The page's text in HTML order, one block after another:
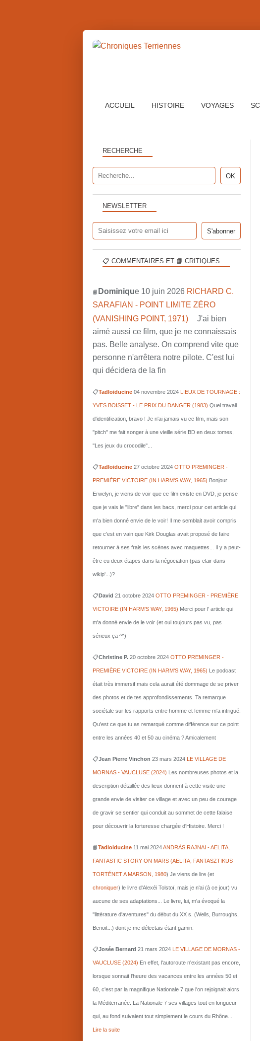
ACCUEIL HISTOIRE VOYAGES
NEWSLETTER
RECHERCHE
📋 COMMENTAIRES ET 📙 CRITIQUES
📙 Dominique 10 juin 2026 RICHARD C.
SARAFIAN - POINT LIMITE ZÉRO
(VANISHING POINT, 1971)
J'ai bien
aimé aussi ce film, que je ne connaissais
pas. Belle analyse. On comprend vite que
personne n'arrêtera notre pilote. C'est lui
qui décidera de la fin
📋Tadloiducine 04 novembre 2024 LIEUX DE TOURNAGE :
YVES BOISSET - LE PRIX DU DANGER (1983) Quel travail
d'identification, bravo ! Je n'ai jamais vu ce film, mais son
"pitch" me fait songer à une vieille série BD en deux tomes,
"Les jeux du crocodile"...
📋Tadloiducine 27 octobre 2024 OTTO PREMINGER -
PREMIÈRE VICTOIRE (IN HARM'S WAY, 1965) Bonjour
Erwelyn, je viens de voir que ce film existe en DVD, je pense
que je vais le "libre" dans les bacs, merci pour cet article qui
m'a bien donné envie de le voir! Il me semblait avoir compris
que c'est en vain que Kirk Douglas avait proposé de faire
retourner à ses frais les scènes avec maquettes... Il y a peut-
être eu deux étapes dans la négociation (pas clair dans
wikip'...)?
📋David 21 octobre 2024 OTTO PREMINGER - PREMIÈRE
VICTOIRE (IN HARM'S WAY, 1965) Merci pour l' article qui
m'a donné envie de le voir (et oui toujours pas vu, pas
sérieux ça ^^)
📋Christine P. 20 octobre 2024 OTTO PREMINGER -
PREMIÈRE VICTOIRE (IN HARM'S WAY, 1965) Le podcast
était très immersif mais cela aurait été dommage de se priver
des photos et de tes approfondissements. Ta remarque
sociétale sur les rapports entre homme et femme m'a intrigué.
Qu'est ce que tu as remarqué comme différence sur ce point
entre les années 40 et 50 au cinéma ? Amicalement
📋Jean Pierre Vinchon 23 mars 2024 LE VILLAGE DE
MORNAS - VAUCLUSE (2024) Les nombreuses photos et la
description détaillée des lieux donnent à cette visite une
grande envie de visiter ce village et avec un peu de courage
de gravir se sentier qui conduit au sommet de cette falaise
pour découvrir la forteresse chargée d'Histoire. Merci !
📙Tadloiducine 11 mai 2024ANDRÁS RAJNAI - AELITA,
FANTASTIC STORY ON MARS (AELITA, FANTASZTIKUS
TORTÉNET A MARSON, 1980) Je viens de lire (et
chroniquer) le livre d'Alexéi Tolstoï, mais je n'ai (à ce jour) vu
aucune de ses adaptations... Le livre, lui, m'a évoqué la
"littérature d'aventures" du début du XX s. (Wells, Burroughs,
Benoit...) dont je me délectais étant gamin.
📋Josée Bernard 21 mars 2024 LE VILLAGE DE MORNAS -
VAUCLUSE (2024) En effet, l'autoroute n'existant pas encore,
lorsque sonnait l'heure des vacances entre les années 50 et
60, c'est par la magnifique Nationale 7 que l'on rejoignait alors
la Méditerranée. La Nationale 7 ses villages tout en longueur
qui, au fond suivaient tout simplement le cours du Rhône...
Lire la suite